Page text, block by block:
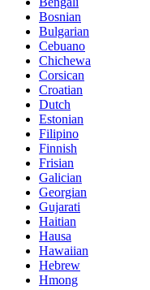
Bosnian
Bulgarian
Cebuano
Chichewa
Corsican
Croatian
Dutch
Estonian
Filipino
Finnish
Frisian
Galician
Georgian
Gujarati
Haitian
Hausa
Hawaiian
Hebrew
Hmong